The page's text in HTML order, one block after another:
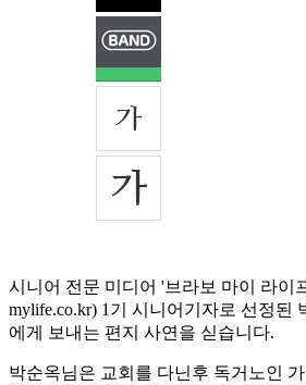
시니어 전문 미디어 '브라보 마이 라이
mylife.co.kr) 1기 시니어기자로 선정된
에게 보내는 편지 사연을 싣습니다.
박순옥님은 교회를 다닌후 독거노인